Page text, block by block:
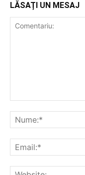
LĂSAȚI UN MESAJ